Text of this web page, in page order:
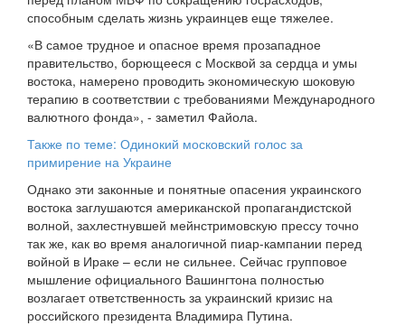
способным сделать жизнь украинцев еще тяжелее.
«В самое трудное и опасное время прозападное
правительство, борющееся с Москвой за сердца и умы
востока, намерено проводить экономическую шоковую
терапию в соответствии с требованиями Международного
валютного фонда», - заметил Файола.
Также по теме: Одинокий московский голос за
примирение на Украине
Однако эти законные и понятные опасения украинского
востока заглушаются американской пропагандистской
волной, захлестнувшей мейнстримовскую прессу точно
так же, как во время аналогичной пиар-кампании перед
войной в Ираке – если не сильнее. Сейчас групповое
мышление официального Вашингтона полностью
возлагает ответственность за украинский кризис на
российского президента Владимира Путина.